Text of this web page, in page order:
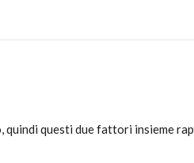
questi due fattori insieme